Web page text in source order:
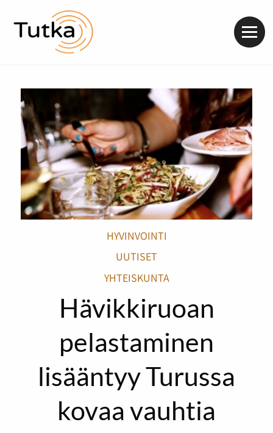
HYVINVOINTI
UUTISET
YHTEISKUNTA
Hävikkiruoan
pelastaminen
lisääntyy Turussa
kovaa vauhtia